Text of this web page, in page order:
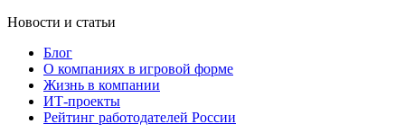
Новости и статьи
Блог
О компаниях в игровой форме
Жизнь в компании
ИТ-проекты
Рейтинг работодателей России